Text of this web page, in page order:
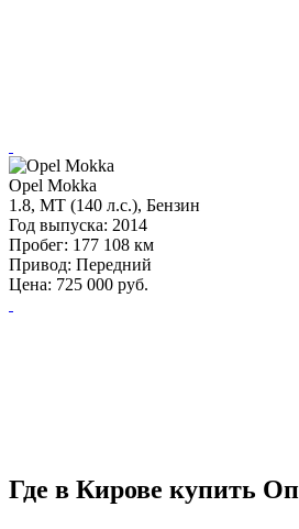
Opel Mokka
1.8, MT (140 л.с.), Бензин
Год выпуска: 2014
Пробег: 177 108 км
Привод: Передний
Цена: 725 000 руб.
Где в Кирове купить